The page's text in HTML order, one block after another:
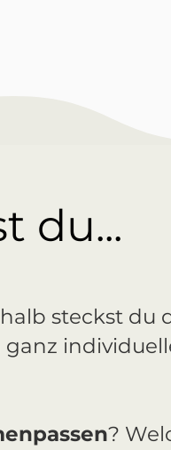
du...
halb steckst du
?